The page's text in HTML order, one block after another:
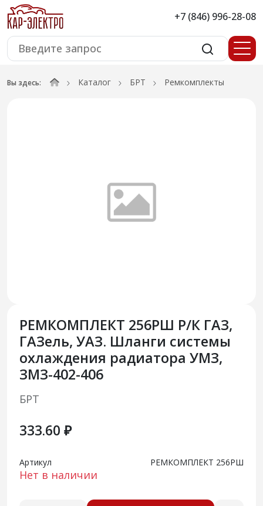
+7 (846) 996-28-08
Вы здесь: Каталог БРТ Ремкомплекты
РЕМКОМПЛЕКТ 256РШ Р/К ГАЗ,
ГАЗель, УАЗ. Шланги системы
охлаждения радиатора УМЗ,
ЗМЗ-402-406
БРТ
333.60 ₽
Артикул РЕМКОМПЛЕКТ 256РШ
Нет в наличии